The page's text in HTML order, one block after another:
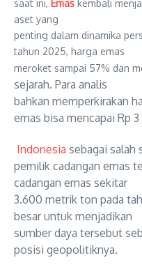
saat ini, Emas kembali
aset yang
penting dalam dinamika
tahun 2025, harga emas
meroket sampai 57% dan
sejarah. Para analis
bahkan memperkirakan
emas bisa mencapai Rp
Indonesia sebagai salah
pemilik cadangan emas
cadangan emas sekitar
3.600 metrik ton pada
besar untuk menjadikan
sumber daya tersebut
posisi geopolitiknya.